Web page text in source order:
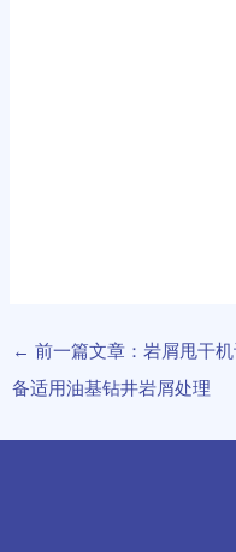
← 前一篇文章：岩屑甩干
备适用油基钻井岩屑处理